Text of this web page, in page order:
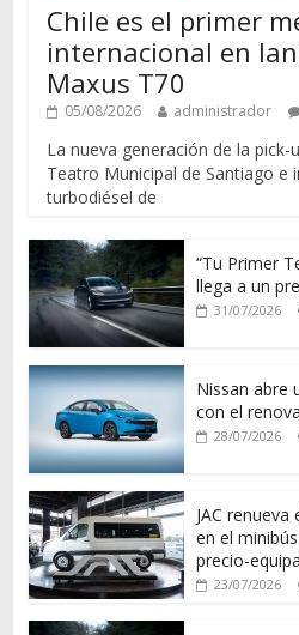
Chile es el primer
internacional en
Maxus T70
05/08/2026 administrador
La nueva generación de la
Teatro Municipal de Santiago
turbodiésel de
“Tu Primer
llega a un
31/07/2026
Nissan abre
con el
28/07/2026
JAC
en el
precio-
23/07/2026